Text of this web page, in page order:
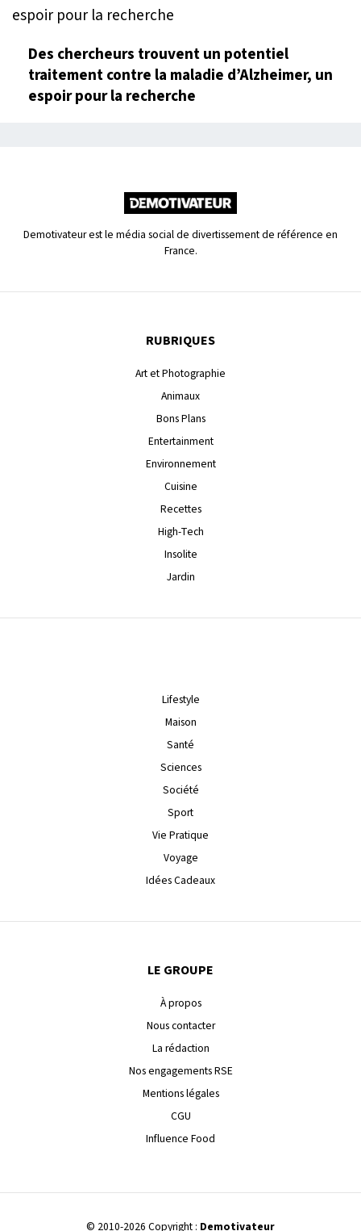
Des chercheurs trouvent un potentiel
traitement contre la maladie d’Alzheimer, un
espoir pour la recherche
Demotivateur est le média social de divertissement de référence en
France.
RUBRIQUES
Art et Photographie
Animaux
Bons Plans
Entertainment
Environnement
Cuisine
Recettes
High-Tech
Insolite
Jardin
Lifestyle
Maison
Santé
Sciences
Société
Sport
Vie Pratique
Voyage
Idées Cadeaux
LE GROUPE
À propos
Nous contacter
La rédaction
Nos engagements RSE
Mentions légales
CGU
Influence Food
© 2010-2026 Copyright : Demotivateur